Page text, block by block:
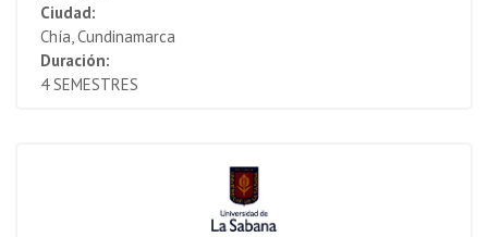
Ciudad:
Chía, Cundinamarca
Duración:
4 SEMESTRES